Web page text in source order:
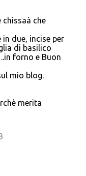
che
due, incise per
di basilico
forno e Buon
mio blog.
merita